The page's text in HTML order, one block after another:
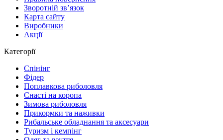
Зворотній зв’язок
Карта сайту
Виробники
Акції
Категорії
Спінінг
Фідер
Поплавкова риболовля
Снасті на коропа
Зимова риболовля
Прикормки та наживки
Рибальське обладнання та аксесуари
Туризм і кемпінг